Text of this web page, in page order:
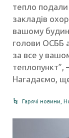
тепло подали
закладів
вашому
голови ОСББ
за все у
теплопункт”,
Нагадаємо,
Гарячі новини